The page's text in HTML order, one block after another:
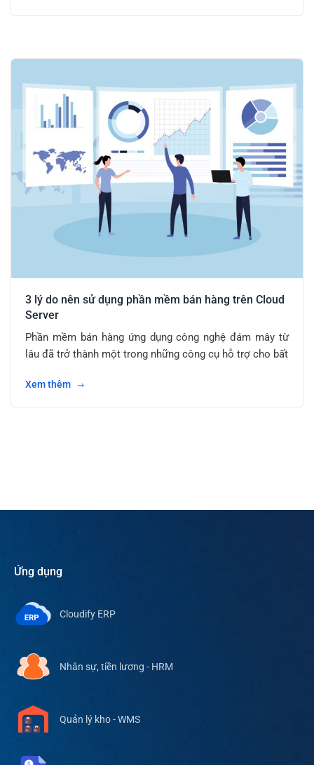
3 lý do nên sử dụng phần mềm bán hàng trên Cloud
Server
Phần mềm bán hàng ứng dụng công nghệ đám mây từ
lâu đã trở thành một trong những công cụ hỗ trợ cho bất
Xem thêm
Ứng dụng
Cloudify ERP
Nhân sự, tiền lương - HRM
Quản lý kho - WMS